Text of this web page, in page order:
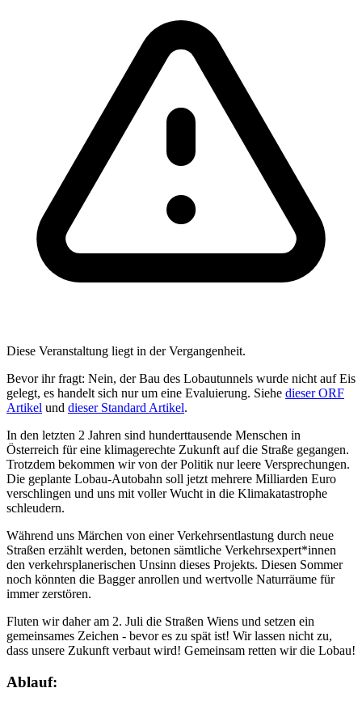
Diese Veranstaltung liegt in der Vergangenheit.
Bevor ihr fragt: Nein, der Bau des Lobautunnels wurde nicht auf Eis
gelegt, es handelt sich nur um eine Evaluierung. Siehe dieser ORF
Artikel und dieser Standard Artikel.
In den letzten 2 Jahren sind hunderttausende Menschen in
Österreich für eine klimagerechte Zukunft auf die Straße gegangen.
Trotzdem bekommen wir von der Politik nur leere Versprechungen.
Die geplante Lobau-Autobahn soll jetzt mehrere Milliarden Euro
verschlingen und uns mit voller Wucht in die Klimakatastrophe
schleudern.
Während uns Märchen von einer Verkehrsentlastung durch neue
Straßen erzählt werden, betonen sämtliche Verkehrsexpert*innen
den verkehrsplanerischen Unsinn dieses Projekts. Diesen Sommer
noch könnten die Bagger anrollen und wertvolle Naturräume für
immer zerstören.
Fluten wir daher am 2. Juli die Straßen Wiens und setzen ein
gemeinsames Zeichen - bevor es zu spät ist! Wir lassen nicht zu,
dass unsere Zukunft verbaut wird! Gemeinsam retten wir die Lobau!
Ablauf: